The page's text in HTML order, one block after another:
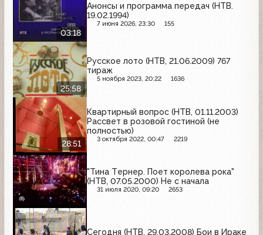
03:18
Анонсы и программа передач (НТВ.
19.02.1994)
7 июня 2026, 23:30 155
25:58
Русское лото (НТВ, 21.06.2009) 767
тираж
5 ноября 2023, 20:22 1636
28:51
Квартирный вопрос (НТВ, 01.11.2003)
Рассвет в розовой гостиной (не
полностью)
3 октября 2022, 00:47 2219
"Тина Тeрнер. Поет королева рока"
(НТВ, 07.05.2000) Не с начала
31 июля 2020, 09:20 2653
Сегодня (НТВ, 29.03.2008) Бои в Ираке